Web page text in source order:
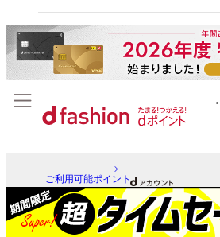
ご利用可能ポイント